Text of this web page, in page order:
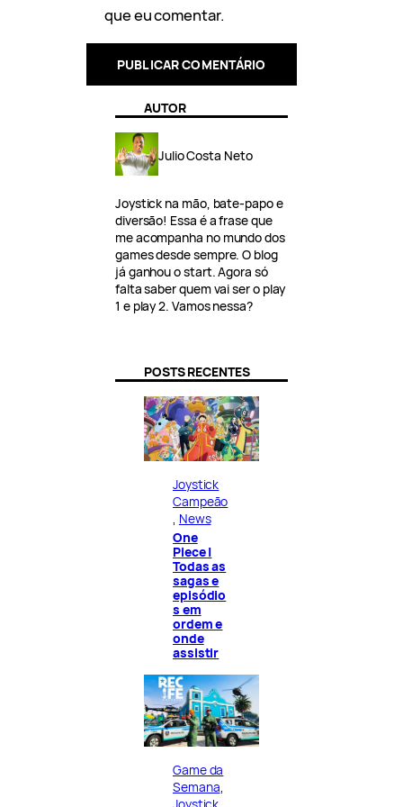
que eu comentar.
AUTOR
Julio Costa Neto
Joystick na mão, bate-papo e
diversão! Essa é a frase que
me acompanha no mundo dos
games desde sempre. O blog
já ganhou o start. Agora só
falta saber quem vai ser o play
1 e play 2. Vamos nessa?
POSTS RECENTES
Joystick
Campeão
News
One
Piece |
Todas as
sagas e
episódio
s em
ordem e
onde
assistir
Game da
Semana
Joystick